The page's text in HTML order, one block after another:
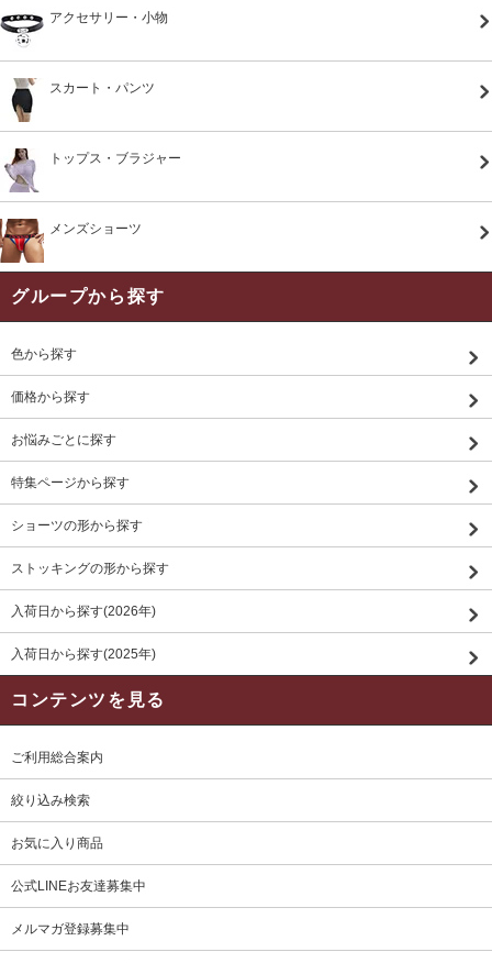
アクセサリー・小物
スカート・パンツ
トップス・ブラジャー
メンズショーツ
グループから探す
色から探す
価格から探す
お悩みごとに探す
特集ページから探す
ショーツの形から探す
ストッキングの形から探す
入荷日から探す(2026年)
入荷日から探す(2025年)
コンテンツを見る
ご利用総合案内
絞り込み検索
お気に入り商品
公式LINEお友達募集中
メルマガ登録募集中